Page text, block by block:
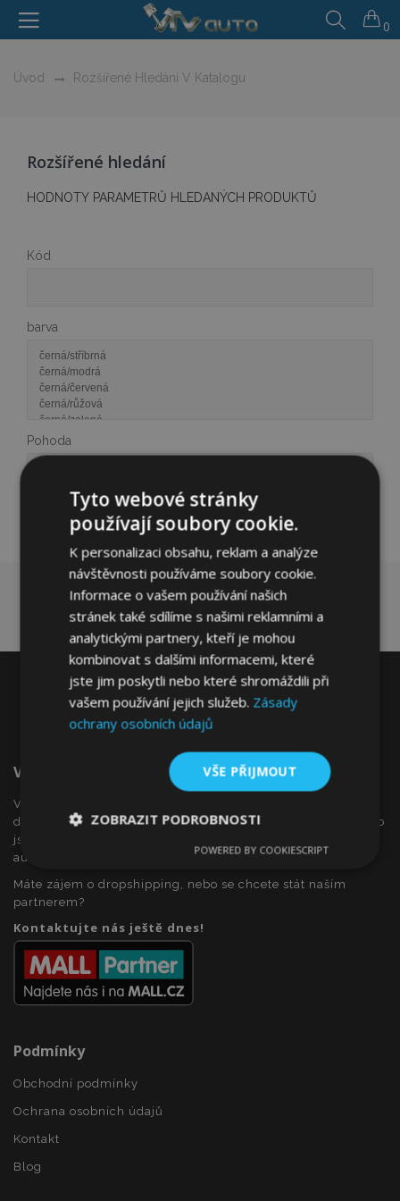
0
Úvod Rozšířené Hledání V Katalogu
Rozšířené hledání
HODNOTY PARAMETRŮ HLEDANÝCH PRODUKTŮ
Kód
barva
Pohoda
Hledat
Vítejte Na VTVauto.cz
VTVauto je maloobchodním prodejcem a velkoobchodním
dodavatelem autopříslušenství a autodoplňků v Evropě, jako
jsou např .: ozdobné kryty kol (poklice), okenní deflektory,
autopotahy, autorohože, chromové kryty a rámy, ...
Máte zájem o dropshipping, nebo se chcete stát naším
partnerem?
Kontaktujte nás ještě dnes!
Podmínky
Obchodní podmínky
Ochrana osobních údajů
Kontakt
Blog
Tyto webové stránky
používají soubory cookie.
K personalizaci obsahu, reklam a analýze
návštěvnosti používáme soubory cookie.
Informace o vašem používání našich
stránek také sdílíme s našimi reklamními a
analytickými partnery, kteří je mohou
kombinovat s dalšími informacemi, které
jste jim poskytli nebo které shromáždili při
vašem používání jejich služeb. Zásady
ochrany osobních údajů
VŠE PŘIJMOUT
ZOBRAZIT PODROBNOSTI
soubory
Výkonové
Soubory
Funkční soubory
Nezbytně nutné soubory
Soubory cílení
POWERED BY COOKIESCRIPT